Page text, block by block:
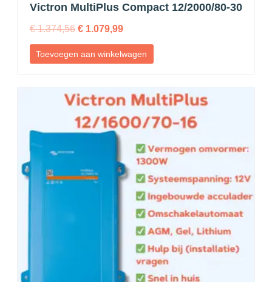
Victron MultiPlus Compact 12/2000/80-30
€1.374,56 €1.079,99
Toevoegen aan winkelwagen